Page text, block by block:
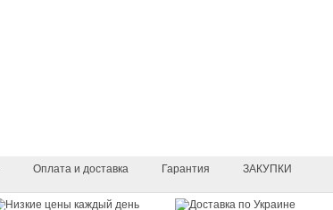
Оплата и доставка Гарантия ЗАКУПКИ